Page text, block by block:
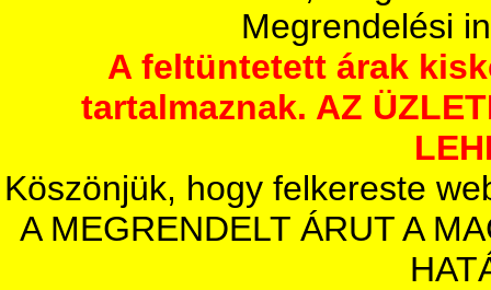
Megrendelési
A feltüntetett árak
tartalmaznak. AZ
Köszönjük, hogy felkereste
A MEGRENDELT ÁRUT A